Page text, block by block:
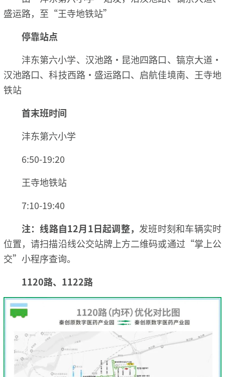
盛运路，至“王寺地铁站”
停靠站点
沣东第六小学、汉池路·昆池四路口、镐京大道·
汉池路口、科技西路·盛运路口、启航佳境南、王寺地
铁站
首末班时间
沣东第六小学
6:50-19:20
王寺地铁站
7:10-19:40
注：线路自12月1日起调整， 发班时刻和车辆实时
位置，请扫描沿线公交站牌上方二维码或通过“掌上公
交”小程序查询。
1120路、1122路